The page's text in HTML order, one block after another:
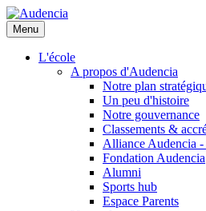
Aller
au
contenu
principal
Menu
L'école
A propos d'Audencia
Notre plan
Un peu d'histoire
Notre gouvernance
Classements &
Alliance Audencia
Fondation Audencia
Alumni
Sports hub
Espace Parents